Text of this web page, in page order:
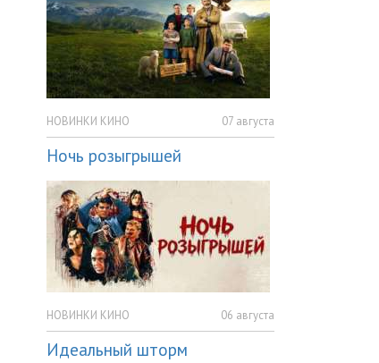
НОВИНКИ КИНО 07 августа
Ночь розыгрышей
НОВИНКИ КИНО 06 августа
Идеальный шторм